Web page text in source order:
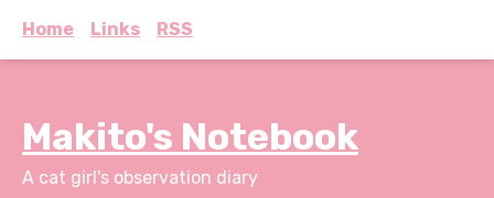
Home Links RSS
Makito's Notebook
A cat girl's observation diary